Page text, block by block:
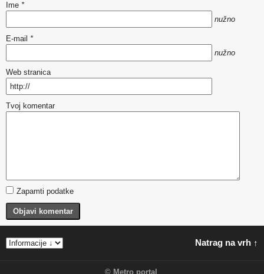
Ime *
nužno
E-mail *
nužno
Web stranica
Tvoj komentar
Zapamti podatke
Objavi komentar
Natrag na vrh ↑
© Metro portal